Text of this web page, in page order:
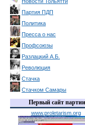
Партия ПДП
Политика
Пресса о нас
Профсоюзы
Разлацкий А.Б.
Революция
Стачка
Стачком Самары
Первый сайт
www.proletarism.org